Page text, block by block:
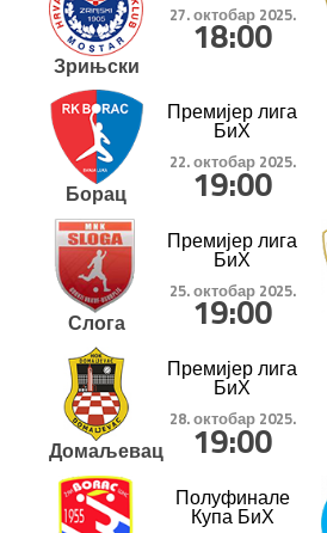
Зрињски
27. октобар 2025.
18:00
Борац
Премијер лига
БиХ
22. октобар 2025.
19:00
Слога
Премијер лига
БиХ
25. октобар 2025.
19:00
Домаљевац
Премијер лига
БиХ
28. октобар 2025.
19:00
Полуфинале
Купа БиХ